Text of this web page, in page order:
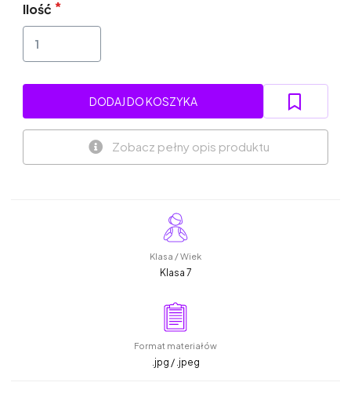
Ilość
DODAJ DO KOSZYKA
Zobacz pełny opis produktu
Klasa / Wiek
Klasa 7
Format materiałów
.jpg / .jpeg